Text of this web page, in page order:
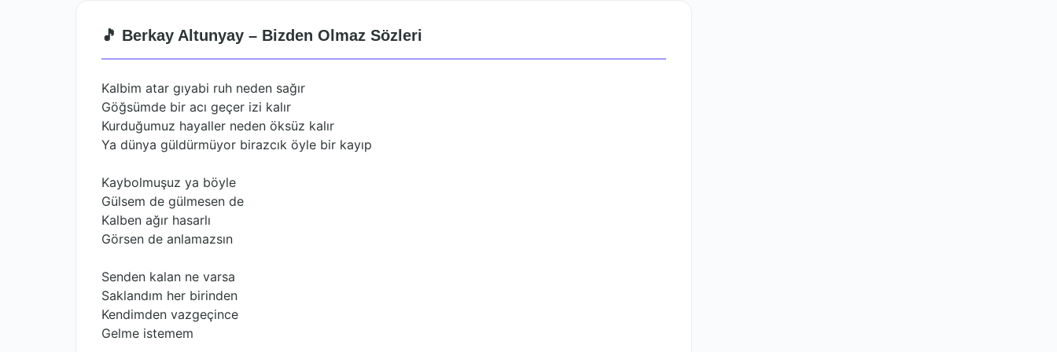
🎵 Berkay Altunyay – Bizden Olmaz Sözleri
Kalbim atar gıyabi ruh neden sağır
Göğsümde bir acı geçer izi kalır
Kurduğumuz hayaller neden öksüz kalır
Ya dünya güldürmüyor birazcık öyle bir kayıp
Kaybolmuşuz ya böyle
Gülsem de gülmesen de
Kalben ağır hasarlı
Görsen de anlamazsın
Senden kalan ne varsa
Saklandım her birinden
Kendimden vazgeçince
Gelme istemem